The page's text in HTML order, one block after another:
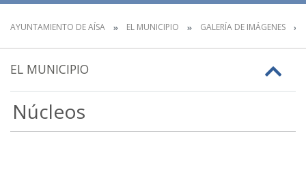
AYUNTAMIENTO DE AÍSA EL MUNICIPIO GALERÍA DE IMÁGENES
EL MUNICIPIO
Núcleos